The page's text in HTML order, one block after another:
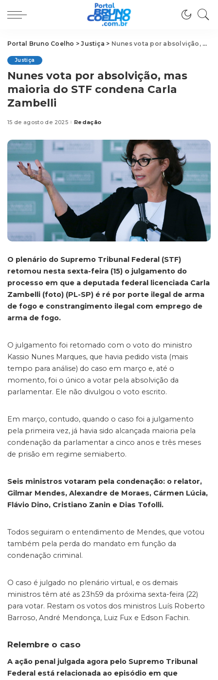
Portal Bruno Coelho >Justiça > Nunes vota por absolvição, mas maioria do STF condena Carla Zambelli
Justiça
Nunes vota por absolvição, mas
maioria do STF condena Carla
Zambelli
15 de agosto de 2025Posted
Redação
O plenário do Supremo Tribunal Federal (STF)
retomou nesta sexta-feira (15) o julgamento do
processo em que a deputada federal licenciada Carla
Zambelli (foto) (PL-SP) é ré por porte ilegal de arma
de fogo e constrangimento ilegal com emprego de
arma de fogo.
O julgamento foi retomado com o voto do ministro
Kassio Nunes Marques, que havia pedido vista (mais
tempo para análise) do caso em março e, até o
momento, foi o único a votar pela absolvição da
parlamentar. Ele não divulgou o voto escrito.
Em março, contudo, quando o caso foi a julgamento
pela primeira vez, já havia sido alcançada maioria pela
condenação da parlamentar a cinco anos e três meses
de prisão em regime semiaberto.
Seis ministros votaram pela condenação: o relator,
Gilmar Mendes, Alexandre de Moraes, Cármen Lúcia,
Flávio Dino, Cristiano Zanin e Dias Tofolli.
Todos seguiram o entendimento de Mendes, que votou
também pela perda do mandato em função da
condenação criminal.
O caso é julgado no plenário virtual, e os demais
ministros têm até as 23h59 da próxima sexta-feira (22)
para votar. Restam os votos dos ministros Luís Roberto
Barroso, André Mendonça, Luiz Fux e Edson Fachin.
Relembre o caso
A ação penal julgada agora pelo Supremo Tribunal
Federal está relacionada ao episódio em que